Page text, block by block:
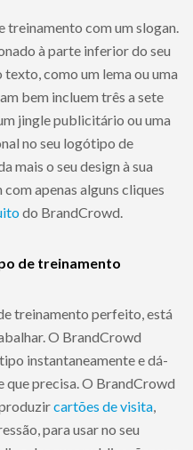
com um slogan.
à parte inferior do seu
como um lema ou uma
bem incluem três a sete
jingle publicitário ou uma
no seu logótipo de
mais o seu design à sua
apenas alguns cliques
do BrandCrowd.
de treinamento
treinamento perfeito, está
O BrandCrowd
instantaneamente e dá-
que precisa. O BrandCrowd
cartões de visita
para usar no seu